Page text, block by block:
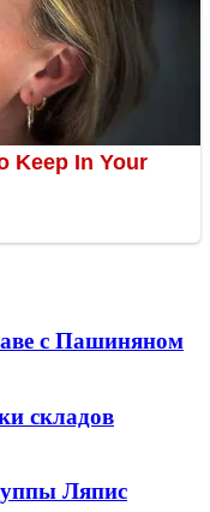
с Пашиняном
складов
Ляпис